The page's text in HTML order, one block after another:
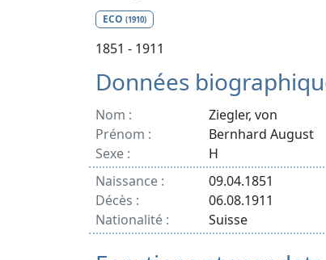
ECO (1910)
1851 - 1911
Données
Nom :
Ziegler, von
Prénom :
Bernhard August
Sexe :
H
Naissance :
09.04.1851
Décès :
06.08.1911
Nationalité :
Suisse